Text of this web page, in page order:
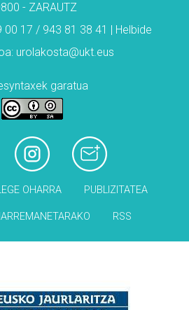
- ZARAUTZ
00 17 / 943 81 38 41 | Helbide
urolakosta@ukt.eus
garatua
OHARRA PUBLIZITATEA
RSS